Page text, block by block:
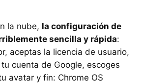
la nube, la configuración de
sencilla y rápida:
aceptas la licencia de usuario,
cuenta de Google, escoges
avatar y fin: Chrome OS